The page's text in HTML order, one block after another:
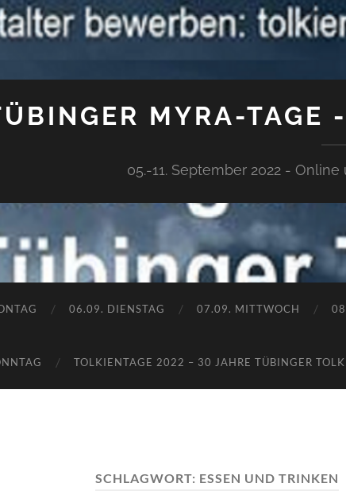
MYRA-TAGE
05.-11. September 2022 -
06.09. DIENSTAG 07.09. MITTWOCH
TOLKIENTAGE 2022 – 30 JAHRE TÜBINGER
SCHLAGWORT: ESSEN UND TRINKEN